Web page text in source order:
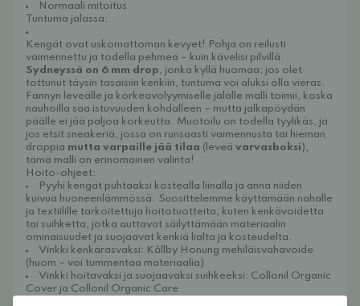
Normaali mitoitus
Tuntuma jalassa:
Kengät ovat uskomattoman kevyet! Pohja on reilusti
vaimennettu ja todella pehmeä – kuin kävelisi pilvillä.
Sydneyssä on 6 mm drop, jonka kyllä huomaa; jos olet
tottunut täysin tasaisiin kenkiin, tuntuma voi aluksi olla vieras.
Fannyn leveälle ja korkeavolyymiselle jalalle malli toimii, koska
nauhoilla saa istuvuuden kohdalleen – mutta jalkapöydän
päälle ei jää paljoa korkeutta. Muotoilu on todella tyylikäs, ja
jos etsit sneakeriä, jossa on runsaasti vaimennusta tai hieman
droppia mutta varpaille jää tilaa (leveä varvasboksi),
tämä malli on erinomainen valinta!
Hoito-ohjeet:
Pyyhi kengät puhtaaksi kostealla liinalla ja anna niiden
kuivua huoneenlämmössä. Suosittelemme käyttämään nahalle
ja textiilille tarkoitettuja hoitotuotteita, kuten kenkävoidetta
tai suihketta, jotka auttavat säilyttämään materiaalin
ominaisuudet ja suojaavat kenkiä lialta ja kosteudelta.
Vinkki kenkärasvaksi: Kållby Honung mehiläisvahavoide
(huom – voi tummentaa materiaalia)
Vinkki hoitavaksi ja suojaavaksi suihkeeksi: Collonil Organic
Cover ja Collonil Organic Care